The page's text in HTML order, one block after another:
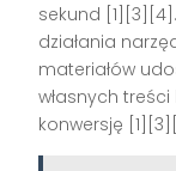
sekund
działania
materiałów
własnych
konwersję